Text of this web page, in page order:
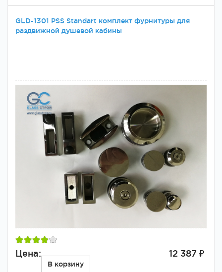
GLD-1301 PSS Standart комплект фурнитуры для
раздвижной душевой кабины
Цена: 12 387 ₽
В корзину